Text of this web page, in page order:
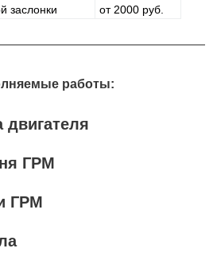
заслонки от 2000 руб.
работы:
двигателя
ГРМ
ГРМ